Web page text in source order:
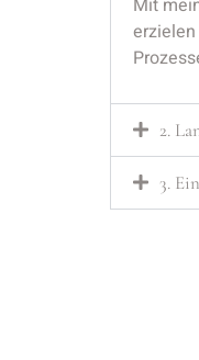
2.
3.